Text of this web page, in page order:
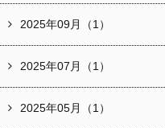
2025年09月（1）
2025年07月（1）
2025年05月（1）